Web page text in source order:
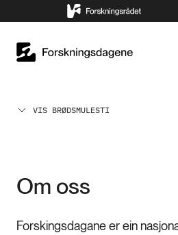
VIS BRØDSMULESTI
Om oss
Forskingsdagane er ein